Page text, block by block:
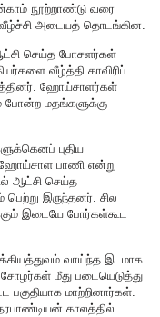
நூற்றாண்டு வரை
வீழ்ச்சி அடையத் தொடங்கின.
செய்த போசளர்கள்
வீழ்த்தி காவிரிப்
ஹோய்சாளர்கள்
மதங்களுக்கு
புதிய
பாணி என்று
ஆட்சி செய்த
இருந்தனர். சில
இடையே போர்கள்கூட
வாய்ந்த இடமாக
மீது படையெடுத்து
மாற்றினார்கள்.
காலத்தில்